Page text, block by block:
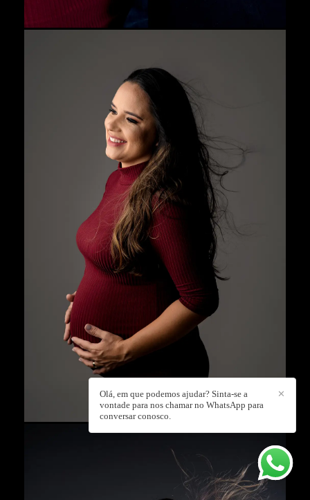
✕
Olá, em que podemos ajudar? Sinta-se a
vontade para nos chamar no WhatsApp para
conversar conosco.